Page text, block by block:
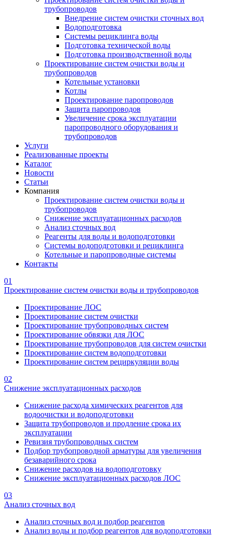
трубопроводов
Внедрение систем очистки сточных вод
Водоподготовка
Системы рециклинга воды
Подготовка технической воды
Подготовка производственной воды
Проектирование систем очистки воды и
трубопроводов
Котельные установки
Котлы
Проектирование паропроводов
Защита паропроводов
Увеличение срока эксплуатации
паропроводного оборудования и
трубопроводов
Услуги
Реализованные проекты
Каталог
Новости
Статьи
Компания
Проектирование систем очистки воды и
трубопроводов
Снижение эксплуатационных расходов
Анализ сточных вод
Реагенты для воды и водоподготовки
Системы водоподготовки и рециклинга
Котельные и паропроводные системы
Контакты
01
Проектирование систем очистки воды и трубопроводов
Проектирование ЛОС
Проектирование систем очистки
Проектирование трубопроводных систем
Проектирование обвязки для ЛОС
Проектирование трубопроводов для систем очистки
Проектирование систем водоподготовки
Проектирование систем рециркуляции воды
02
Снижение эксплуатационных расходов
Снижение расхода химических реагентов для
водоочистки и водоподготовки
Защита трубопроводов и продление срока их
эксплуатации
Ревизия трубопроводных систем
Подбор трубопроводной арматуры для увеличения
безаварийного срока
Снижение расходов на водоподготовку
Снижение эксплуатационных расходов ЛОС
03
Анализ сточных вод
Анализ сточных вод и подбор реагентов
Анализ воды и подбор реагентов для водоподготовки